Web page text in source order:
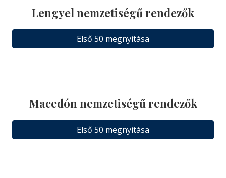
Lengyel nemzetiségű rendezők
Első 50 megnyitása
Macedón nemzetiségű rendezők
Első 50 megnyitása